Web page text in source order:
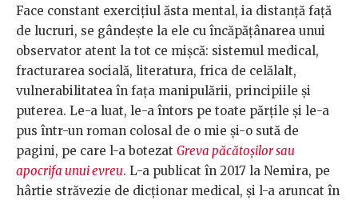
Face constant exercițiul ăsta mental, ia distanță față
de lucruri, se gândește la ele cu încăpățânarea unui
observator atent la tot ce mișcă: sistemul medical,
fracturarea socială, literatura, frica de celălalt,
vulnerabilitatea în fața manipulării, principiile și
puterea. Le-a luat, le-a întors pe toate părțile și le-a
pus într-un roman colosal de o mie și-o sută de
pagini, pe care l-a botezat Greva păcătoșilor sau
apocrifa unui evreu. L-a publicat în 2017 la Nemira, pe
hârtie străvezie de dicționar medical, și l-a aruncat în